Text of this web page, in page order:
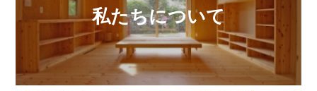
私たちについて